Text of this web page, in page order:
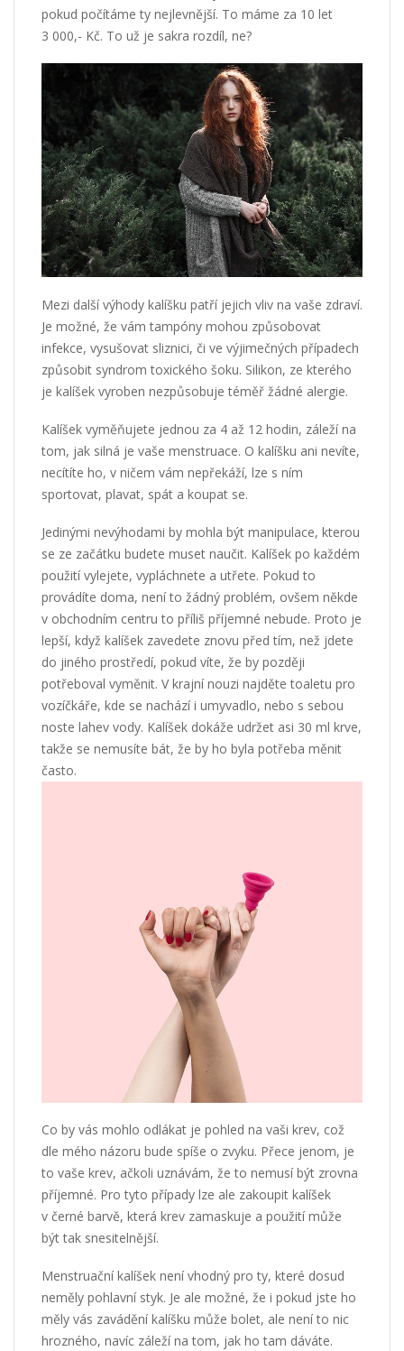
pokud počítáme ty nejlevnější. To máme za 10 let
3 000,- Kč. To už je sakra rozdíl, ne?
Mezi další výhody kalíšku patří jejich vliv na vaše zdraví.
Je možné, že vám tampóny mohou způsobovat
infekce, vysušovat sliznici, či ve výjimečných případech
způsobit syndrom toxického šoku. Silikon, ze kterého
je kalíšek vyroben nezpůsobuje téměř žádné alergie.
Kalíšek vyměňujete jednou za 4 až 12 hodin, záleží na
tom, jak silná je vaše menstruace. O kalíšku ani nevíte,
necítíte ho, v ničem vám nepřekáží, lze s ním
sportovat, plavat, spát a koupat se.
Jedinými nevýhodami by mohla být manipulace, kterou
se ze začátku budete muset naučit. Kalíšek po každém
použití vylejete, vypláchnete a utřete. Pokud to
provádíte doma, není to žádný problém, ovšem někde
v obchodním centru to příliš příjemné nebude. Proto je
lepší, když kalíšek zavedete znovu před tím, než jdete
do jiného prostředí, pokud víte, že by později
potřeboval vyměnit. V krajní nouzi najděte toaletu pro
vozíčkáře, kde se nachází i umyvadlo, nebo s sebou
noste lahev vody. Kalíšek dokáže udržet asi 30 ml krve,
takže se nemusíte bát, že by ho byla potřeba měnit
často.
Co by vás mohlo odlákat je pohled na vaši krev, což
dle mého názoru bude spíše o zvyku. Přece jenom, je
to vaše krev, ačkoli uznávám, že to nemusí být zrovna
příjemné. Pro tyto případy lze ale zakoupit kalíšek
v černé barvě, která krev zamaskuje a použití může
být tak snesitelnější.
Menstruační kalíšek není vhodný pro ty, které dosud
neměly pohlavní styk. Je ale možné, že i pokud jste ho
měly vás zavádění kalíšku může bolet, ale není to nic
hrozného, navíc záleží na tom, jak ho tam dáváte.